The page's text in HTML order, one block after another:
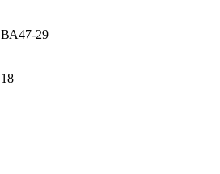
ВА47-29
18